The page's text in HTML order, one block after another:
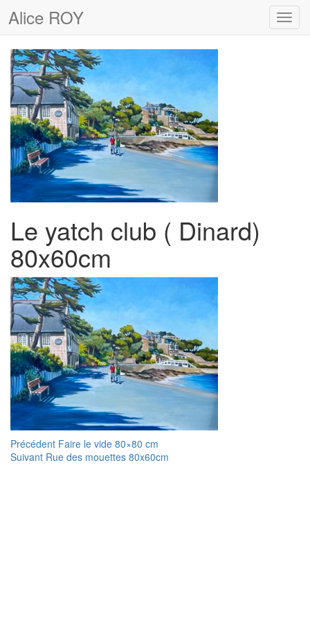
Alice ROY
Le yatch club ( Dinard)
80x60cm
Navigation
de
Précédent Article
précédent :
Faire le vide 80×80 cm
Suivant Article
Rue des mouettes 80x60cm